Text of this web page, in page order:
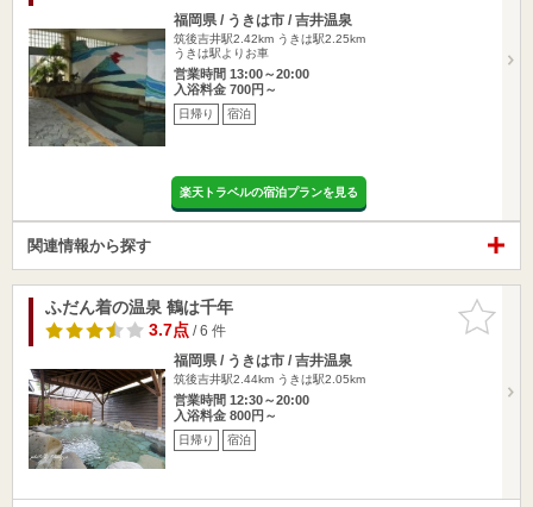
福岡県 / うきは市 / 吉井温泉
筑後吉井駅2.42km うきは駅2.25km
うきは駅よりお車
営業時間 13:00～20:00
入浴料金 700円～
日帰り 宿泊
楽天トラベルの宿泊プランを見る
関連情報から探す
お気に入
りに追加
ふだん着の温泉 鶴は千年
3.7点/ 6 件
福岡県 / うきは市 / 吉井温泉
筑後吉井駅2.44km うきは駅2.05km
営業時間 12:30～20:00
入浴料金 800円～
日帰り 宿泊